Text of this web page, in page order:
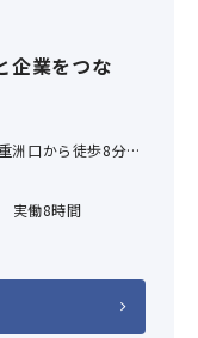
企業をつな
洲口から徒歩8分
駅」6番出口から徒
駅」B1出口から
間分、4万円を含
支給。
＊経験スキルによ
実働8時間